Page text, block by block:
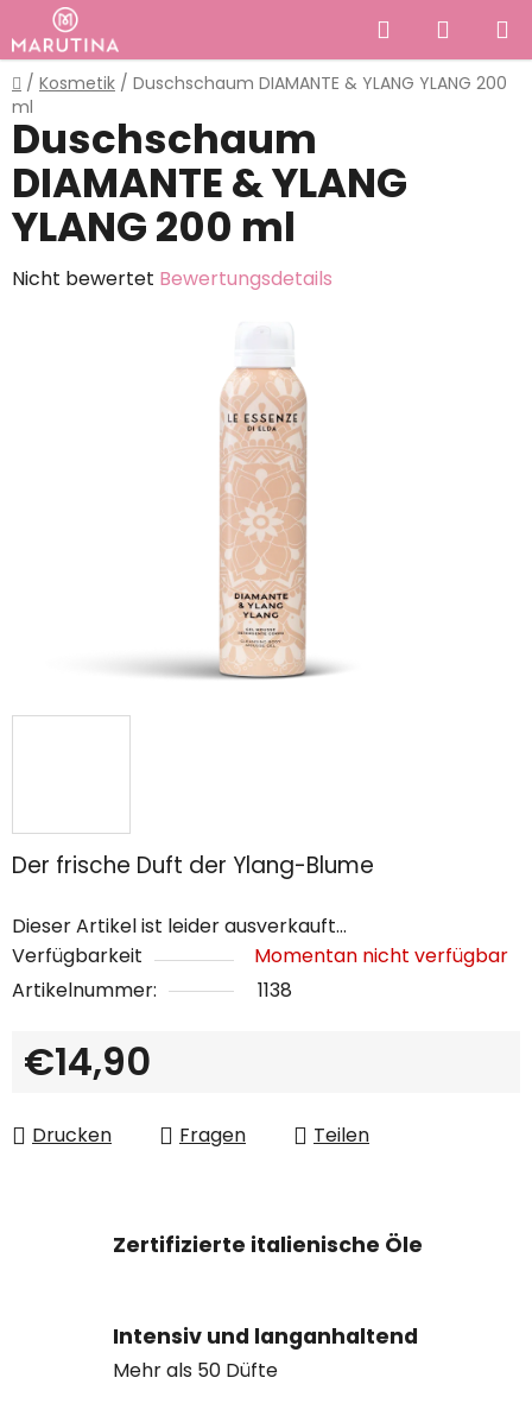
Inhalt
springen
Suchen
Startseite
/ Kosmetik / Duschschaum DIAMANTE & YLANG YLANG 200
ml
Der frische Duft der Ylang-Blume
Dieser Artikel ist leider ausverkauft…
Verfügbarkeit
Momentan nicht verfügbar
Artikelnummer:
1138
€14,90
Drucken
Fragen Teilen
Duschschaum
DIAMANTE & YLANG
YLANG 200 ml
Die
Nicht bewertet Bewertungsdetails
Zertifizierte italienische Öle
Intensiv und langanhaltend
Mehr als 50 Düfte